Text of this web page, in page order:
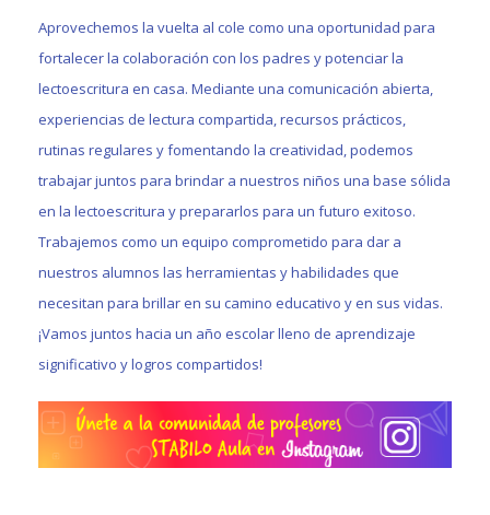
Aprovechemos la vuelta al cole como una oportunidad para
fortalecer la colaboración con los padres y potenciar la
lectoescritura en casa. Mediante una comunicación abierta,
experiencias de lectura compartida, recursos prácticos,
rutinas regulares y fomentando la creatividad, podemos
trabajar juntos para brindar a nuestros niños una base sólida
en la lectoescritura y prepararlos para un futuro exitoso.
Trabajemos como un equipo comprometido para dar a
nuestros alumnos las herramientas y habilidades que
necesitan para brillar en su camino educativo y en sus vidas.
¡Vamos juntos hacia un año escolar lleno de aprendizaje
significativo y logros compartidos!